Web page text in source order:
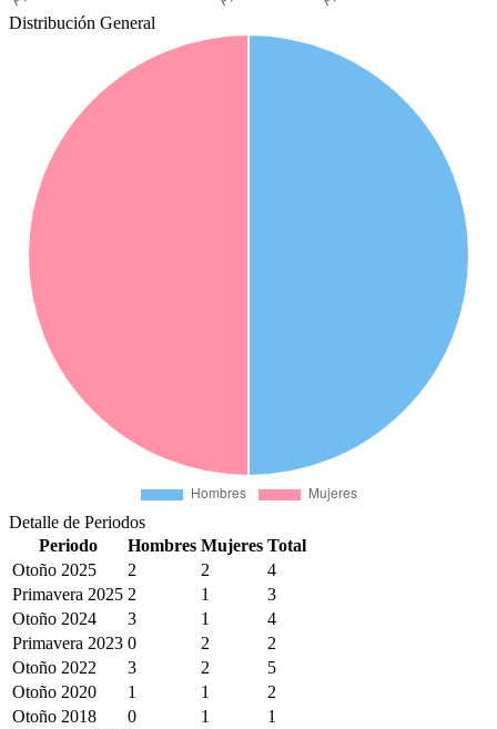
Distribución General
Detalle de Periodos
Periodo
Hombres Mujeres Total
Otoño 2025
2 2
4
Primavera 2025 2 1
3
Otoño 2024
3 1
4
Primavera 2023 0 2
2
Otoño 2022
3 2
5
Otoño 2020
1 1
2
Otoño 2018
0 1
1